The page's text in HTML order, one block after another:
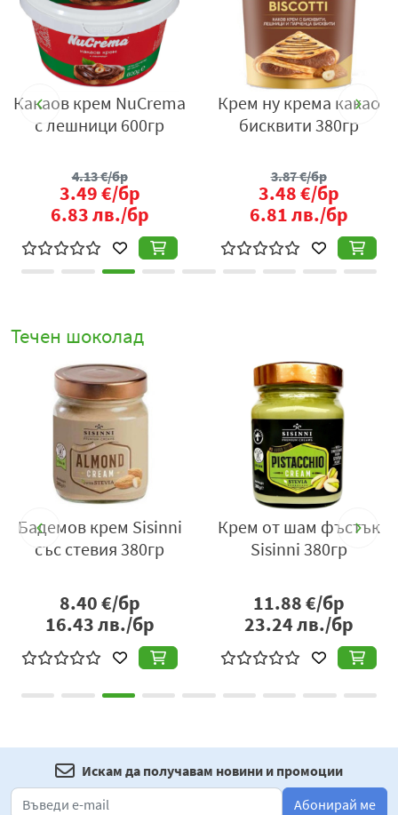
Какаов крем NuCrema
с лешници 600гр
4.13€/бр
3.49€/бр
6.83лв./бр
Крем ну крема какао
бисквити 380гр
3.87€/бр
3.48€/бр
6.81лв./бр
Течен шоколад
Бадемов крем Sisinni
със стевия 380гр
8.40€/бр
16.43лв./бр
Крем от шам фъстък
Sisinni 380гр
11.88€/бр
23.24лв./бр
Искам да получавам новини и промоции
Абонирай ме